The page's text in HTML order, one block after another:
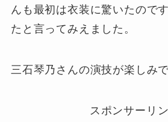
んも最初は衣装に驚いたので
たと言ってみえました。
三石琴乃さんの演技が楽しみ
スポンサーリ